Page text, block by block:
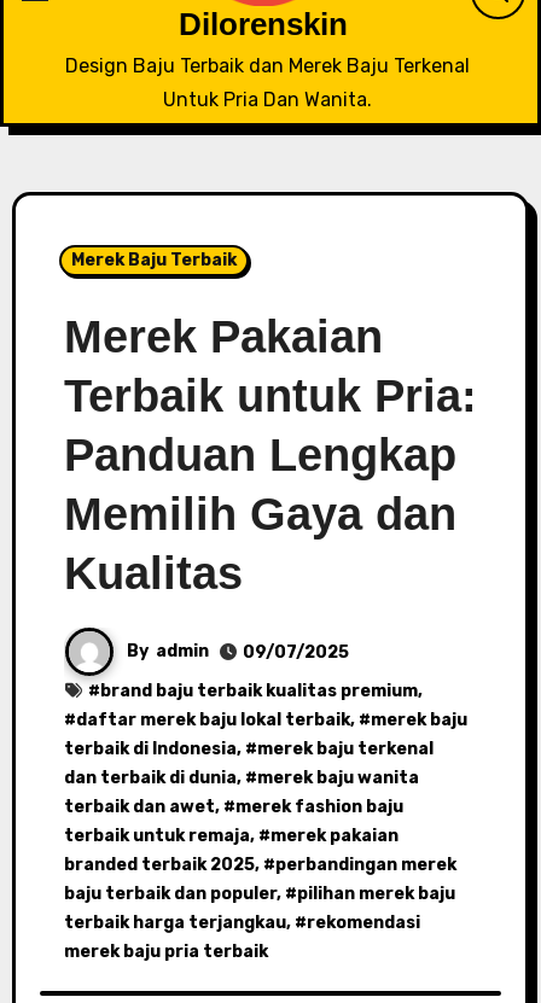
Dilorenskin
Design Baju Terbaik dan Merek Baju Terkenal
Untuk Pria Dan Wanita.
Merek Baju Terbaik
Merek Pakaian
Terbaik untuk Pria:
Panduan Lengkap
Memilih Gaya dan
Kualitas
By admin
09/07/2025
# brand baju terbaik kualitas premium,
#daftar merek baju lokal terbaik, #merek baju
terbaik di Indonesia, #merek baju terkenal
dan terbaik di dunia, #merek baju wanita
terbaik dan awet, #merek fashion baju
terbaik untuk remaja, #merek pakaian
branded terbaik 2025, #perbandingan merek
baju terbaik dan populer, #pilihan merek baju
terbaik harga terjangkau, #rekomendasi
merek baju pria terbaik